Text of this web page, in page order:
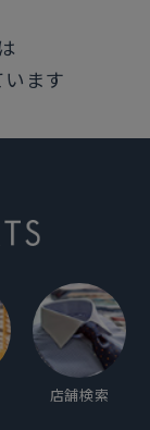
ます
店舗検索